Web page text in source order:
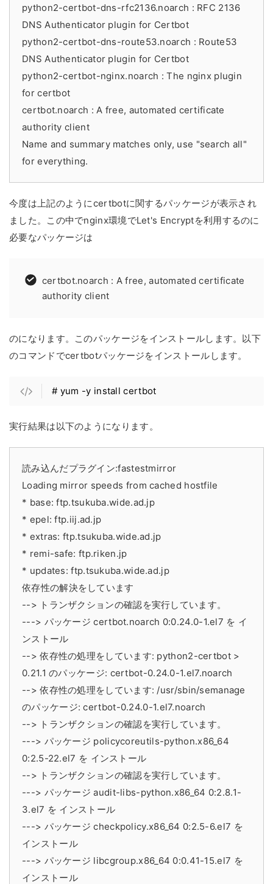
python2-certbot-dns-rfc2136.noarch : RFC 2136
DNS Authenticator plugin for Certbot
python2-certbot-dns-route53.noarch : Route53
DNS Authenticator plugin for Certbot
python2-certbot-nginx.noarch : The nginx plugin
for certbot
certbot.noarch : A free, automated certificate
authority client
Name and summary matches only, use "search all"
for everything.
今度は上記のようにcertbotに関するパッケージが表示され
ました。この中でnginx環境でLet's Encryptを利用するのに
必要なパッケージは
certbot.noarch : A free, automated certificate
authority client
のになります。このパッケージをインストールします。以下
のコマンドでcertbotパッケージをインストールします。
# yum -y install certbot
実行結果は以下のようになります。
読み込んだプラグイン:fastestmirror
Loading mirror speeds from cached hostfile
* base: ftp.tsukuba.wide.ad.jp
* epel: ftp.iij.ad.jp
* extras: ftp.tsukuba.wide.ad.jp
* remi-safe: ftp.riken.jp
* updates: ftp.tsukuba.wide.ad.jp
依存性の解決をしています
--> トランザクションの確認を実行しています。
---> パッケージ certbot.noarch 0:0.24.0-1.el7 を イ
ンストール
--> 依存性の処理をしています: python2-certbot >
0.21.1 のパッケージ: certbot-0.24.0-1.el7.noarch
--> 依存性の処理をしています: /usr/sbin/semanage
のパッケージ: certbot-0.24.0-1.el7.noarch
--> トランザクションの確認を実行しています。
---> パッケージ policycoreutils-python.x86_64
0:2.5-22.el7 を インストール
--> トランザクションの確認を実行しています。
---> パッケージ audit-libs-python.x86_64 0:2.8.1-
3.el7 を インストール
---> パッケージ checkpolicy.x86_64 0:2.5-6.el7 を
インストール
---> パッケージ libcgroup.x86_64 0:0.41-15.el7 を
インストール